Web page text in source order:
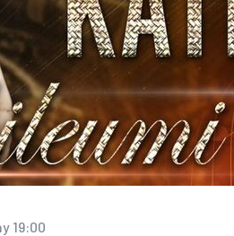
19:00